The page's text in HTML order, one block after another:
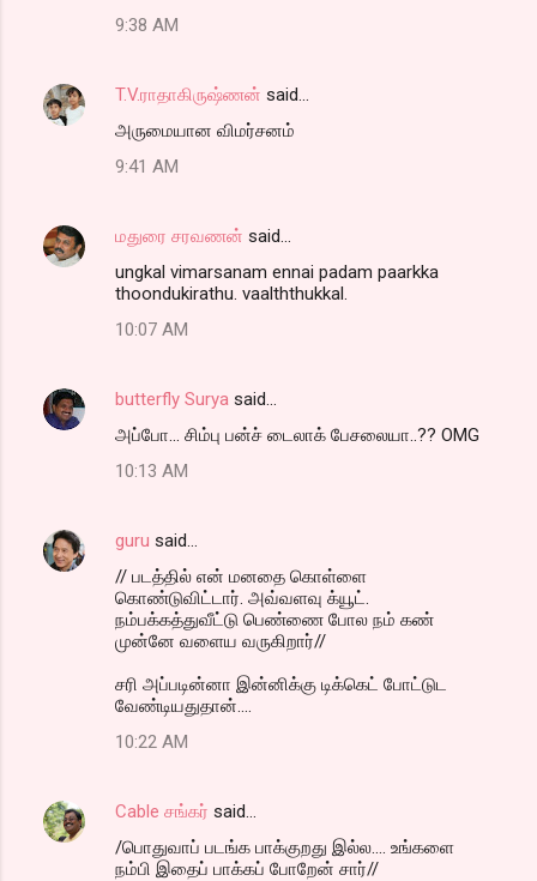
9:38 AM
T.V.ராதாகிருஷ்ணன் said…
அருமையான விமர்சனம்
9:41 AM
மதுரை சரவணன் said…
ungkal vimarsanam ennai padam paarkka
thoondukirathu. vaalththukkal.
10:07 AM
butterfly Surya said…
அப்போ... சிம்பு பன்ச் டைலாக் பேசலையா..?? OMG
10:13 AM
guru said…
// படத்தில் என் மனதை கொள்ளை
கொண்டுவிட்டார். அவ்வளவு க்யூட்.
நம்பக்கத்துவீட்டு பெண்ணை போல நம் கண்
முன்னே வளைய வருகிறார்//
சரி அப்படின்னா இன்னிக்கு டிக்கெட் போட்டுட
வேண்டியதுதான்....
10:22 AM
Cable சங்கர் said…
/பொதுவாப் படங்க பாக்குறது இல்ல.... உங்களை
நம்பி இதைப் பாக்கப் போறேன் சார்//